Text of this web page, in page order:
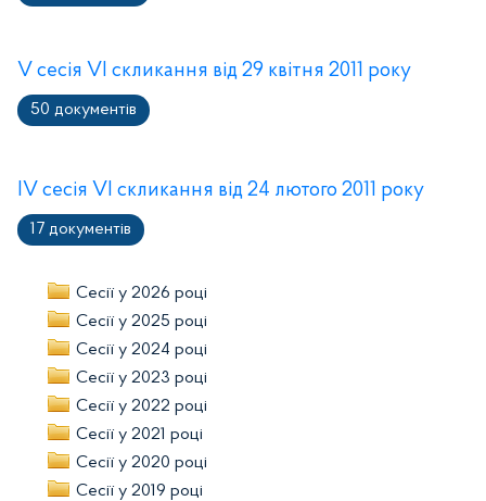
V сесія VІ скликання від 29 квітня 2011 року
50 документів
ІV сесія VІ скликання від 24 лютого 2011 року
17 документів
Сесії у 2026 році
Сесії у 2025 році
Сесії у 2024 році
Сесії у 2023 році
Сесії у 2022 році
Сесії у 2021 році
Сесії у 2020 році
Сесії у 2019 році